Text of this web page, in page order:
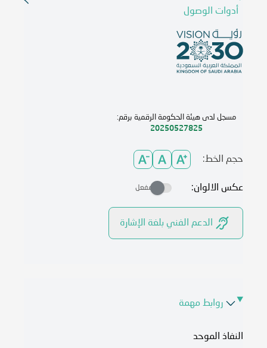
أدوات الوصول
مسجل لدى هيئة الحكومة الرقمية برقم:
20250527825
حجم الخط:
عكس الالوان: مفعل
الدعم الفني بلغة الإشارة
روابط مهمة
النفاذ الموحد